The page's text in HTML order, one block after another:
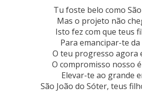
Tu foste belo como
Mas o projeto não
Isto fez com que teus
Para emancipar-te da
O teu progresso agora
O compromisso nosso
Elevar-te ao grande
São João do Sóter, teus